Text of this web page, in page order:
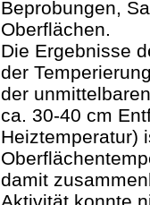
Beprobungen,
Oberflächen.
Die Ergebnisse
der
der
ca. 30-40 cm
Heiztemperatur)
damit
Aktivität konnte